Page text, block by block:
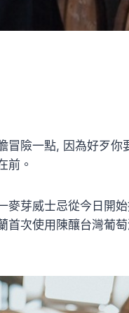
冒險一點, 因為好歹
前。
麥芽威士忌從今日開
首次使用陳釀台灣葡